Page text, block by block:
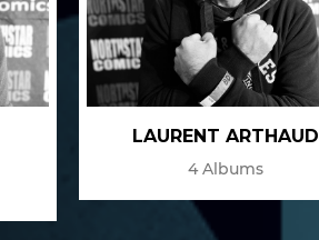
LAURENT ARTHAUD
4 Albums